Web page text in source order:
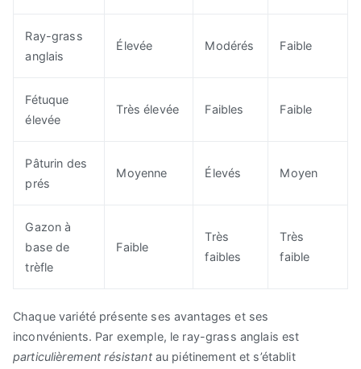
Ray-grass
anglais
Élevée Modérés Faible
Fétuque
élevée
Très élevée Faibles Faible
Pâturin des
prés
Moyenne Élevés Moyen
Gazon à
base de
trèfle
Faible
Très
faibles
Très
faible
Chaque variété présente ses avantages et ses
inconvénients. Par exemple, le ray-grass anglais est
particulièrement résistantau piétinement et s’établit